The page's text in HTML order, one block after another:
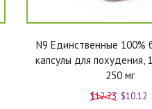
N9 Единственные 100%
капсулы для похудения,
250 мг
$12.73 $10.12